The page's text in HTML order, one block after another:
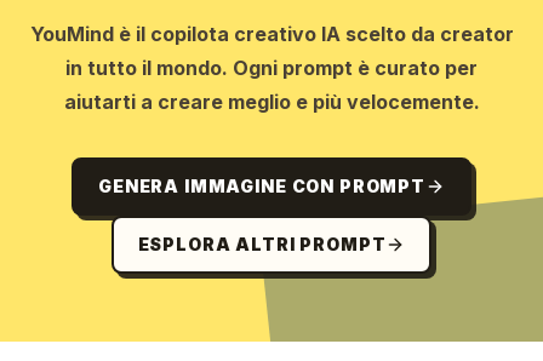
YouMind è il copilota creativo IA scelto da creator
in tutto il mondo. Ogni prompt è curato per
aiutarti a creare meglio e più velocemente.
GENERA IMMAGINE CON PROMPT
ESPLORA ALTRI PROMPT